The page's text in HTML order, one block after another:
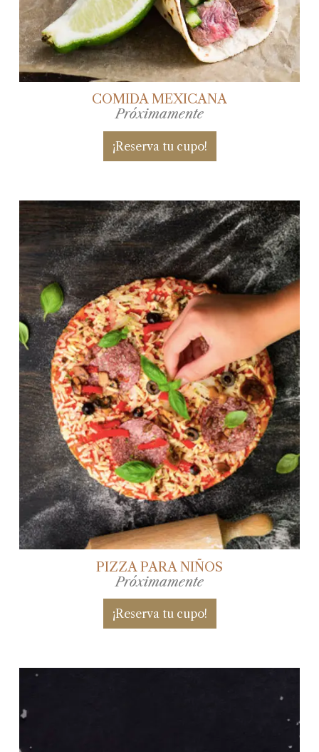
COMIDA MEXICANA
Próximamente
¡Reserva tu cupo!
PIZZA PARA NIÑOS
Próximamente
¡Reserva tu cupo!